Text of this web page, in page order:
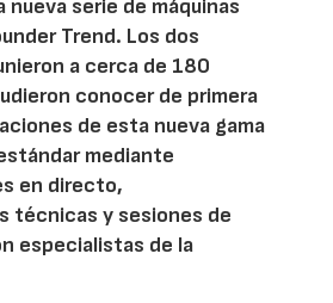
nueva serie de máquinas
Trend. Los dos
a cerca de 180
conocer de primera
de esta nueva gama
mediante
en directo,
técnicas y sesiones de
especialistas de la